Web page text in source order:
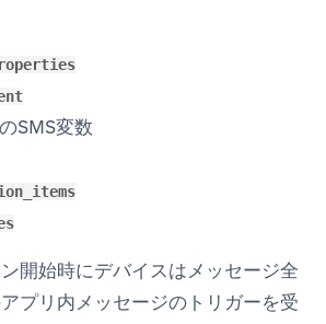
SMS変数
開始時にデバイスはメッセージ全
プリ内メッセージのトリガーを受